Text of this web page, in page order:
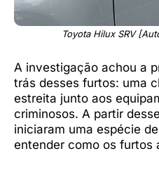
Toyota Hilux SRV
A investigação achou a
trás desses furtos: uma
estreita junto aos
criminosos. A partir
iniciaram uma espécie
entender como os furtos